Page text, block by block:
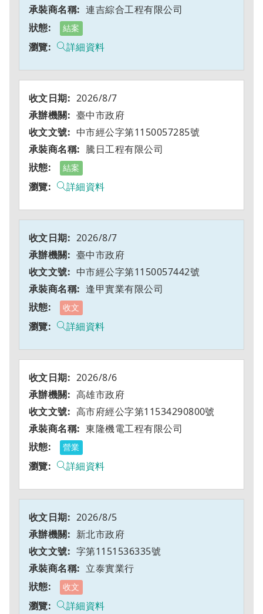
連吉綜合工程有限公司
結案
詳細資料
2026/8/7
臺中市政府
中市經公字第1150057285號
騰日工程有限公司
結案
詳細資料
2026/8/7
臺中市政府
中市經公字第1150057442號
逢甲實業有限公司
收文
詳細資料
2026/8/6
高雄市政府
高市府經公字第11534290800號
東隆機電工程有限公司
營業
詳細資料
2026/8/5
新北市政府
字第1151536335號
立泰實業行
收文
詳細資料